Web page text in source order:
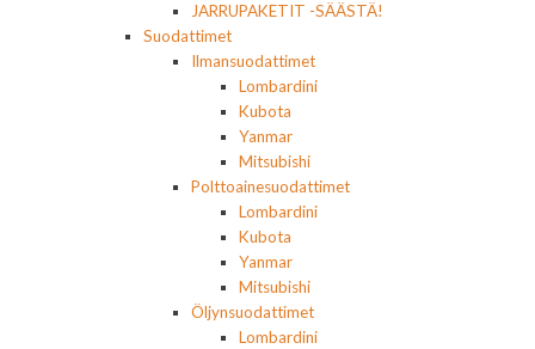
JARRUPAKETIT -SÄÄSTÄ!
Suodattimet
Ilmansuodattimet
Lombardini
Kubota
Yanmar
Mitsubishi
Polttoainesuodattimet
Lombardini
Kubota
Yanmar
Mitsubishi
Öljynsuodattimet
Lombardini